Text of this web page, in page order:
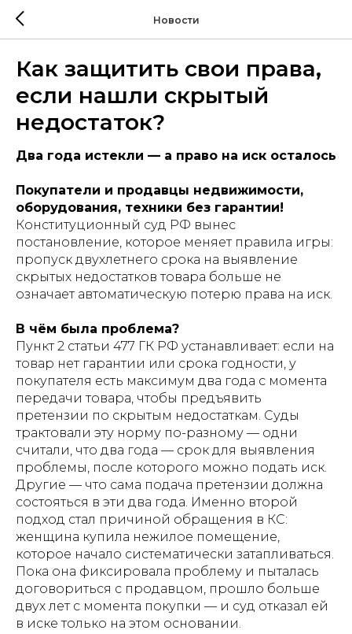
Новости
Как защитить свои права,
если нашли скрытый
недостаток?
Два года истекли — а право на иск осталось
Покупатели и продавцы недвижимости,
оборудования, техники без гарантии!
Конституционный суд РФ вынес
постановление, которое меняет правила игры:
пропуск двухлетнего срока на выявление
скрытых недостатков товара больше не
означает автоматическую потерю права на иск.
В чём была проблема?
Пункт 2 статьи 477 ГК РФ устанавливает: если на
товар нет гарантии или срока годности, у
покупателя есть максимум два года с момента
передачи товара, чтобы предъявить
претензии по скрытым недостаткам. Суды
трактовали эту норму по-разному — одни
считали, что два года — срок для выявления
проблемы, после которого можно подать иск.
Другие — что сама подача претензии должна
состояться в эти два года. Именно второй
подход стал причиной обращения в КС:
женщина купила нежилое помещение,
которое начало систематически затапливаться.
Пока она фиксировала проблему и пыталась
договориться с продавцом, прошло больше
двух лет с момента покупки — и суд отказал ей
в иске только на этом основании.